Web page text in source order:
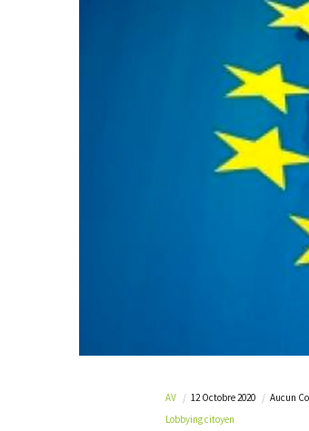
AV 12 Octobre 2020
Aucun
Lobbying citoyen